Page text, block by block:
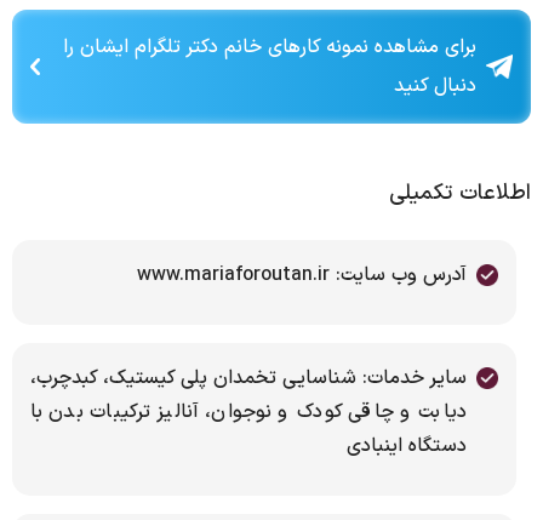
برای مشاهده نمونه کارهای خانم دکتر تلگرام ایشان را
دنبال کنید
اطلاعات تکمیلی
آدرس وب سایت: www.mariaforoutan.ir
سایر خدمات: شناسایی تخمدان پلی کیستیک، کبدچرب،
دیابت و چاقی کودک و نوجوان، آنالیز ترکیبات بدن با
دستگاه اینبادی